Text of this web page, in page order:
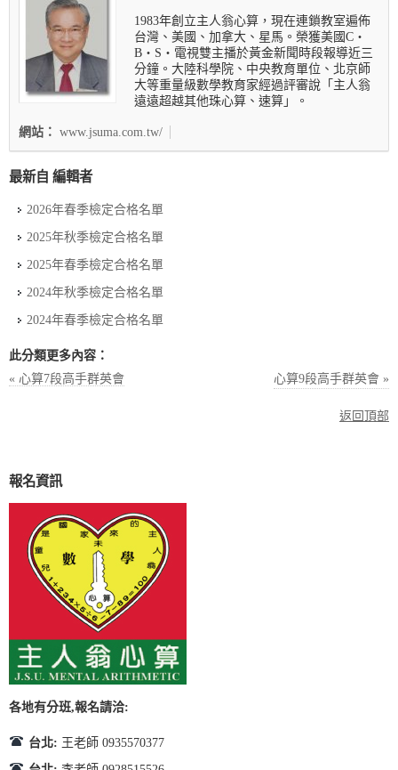
1983年創立主人翁心算，現在連鎖教室遍佈
台灣、美國、加拿大、星馬。榮獲美國C‧
B‧S‧電視雙主播於黃金新聞時段報導近三
分鐘。大陸科學院、中央教育單位、北京師
大等重量級數學教育家經過評審說「主人翁
遠遠超越其他珠心算、速算」。
網站： www.jsuma.com.tw/
最新自 編輯者
2026年春季檢定合格名單
2025年秋季檢定合格名單
2025年春季檢定合格名單
2024年秋季檢定合格名單
2024年春季檢定合格名單
此分類更多內容：
« 心算7段高手群英會
心算9段高手群英會 »
返回頂部
報名資訊
各地有分班,報名請洽:
台北: 王老師 0935570377